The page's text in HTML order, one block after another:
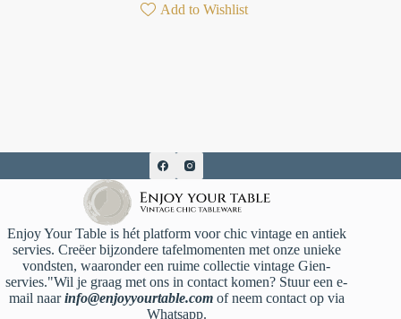
Add to Wishlist
Enjoy Your Table is hét platform voor chic vintage en antiek
servies. Creëer bijzondere tafelmomenten met onze unieke
vondsten, waaronder een ruime collectie vintage Gien-
servies."Wil je graag met ons in contact komen? Stuur een e-
mail naarinfo@enjoyyourtable.comof neem contact op via
Whatsapp.